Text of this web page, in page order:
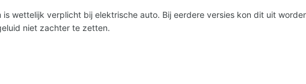
is wettelijk verplicht bij elektrische auto. Bij eerdere versies kon dit uit
niet zachter te zetten.